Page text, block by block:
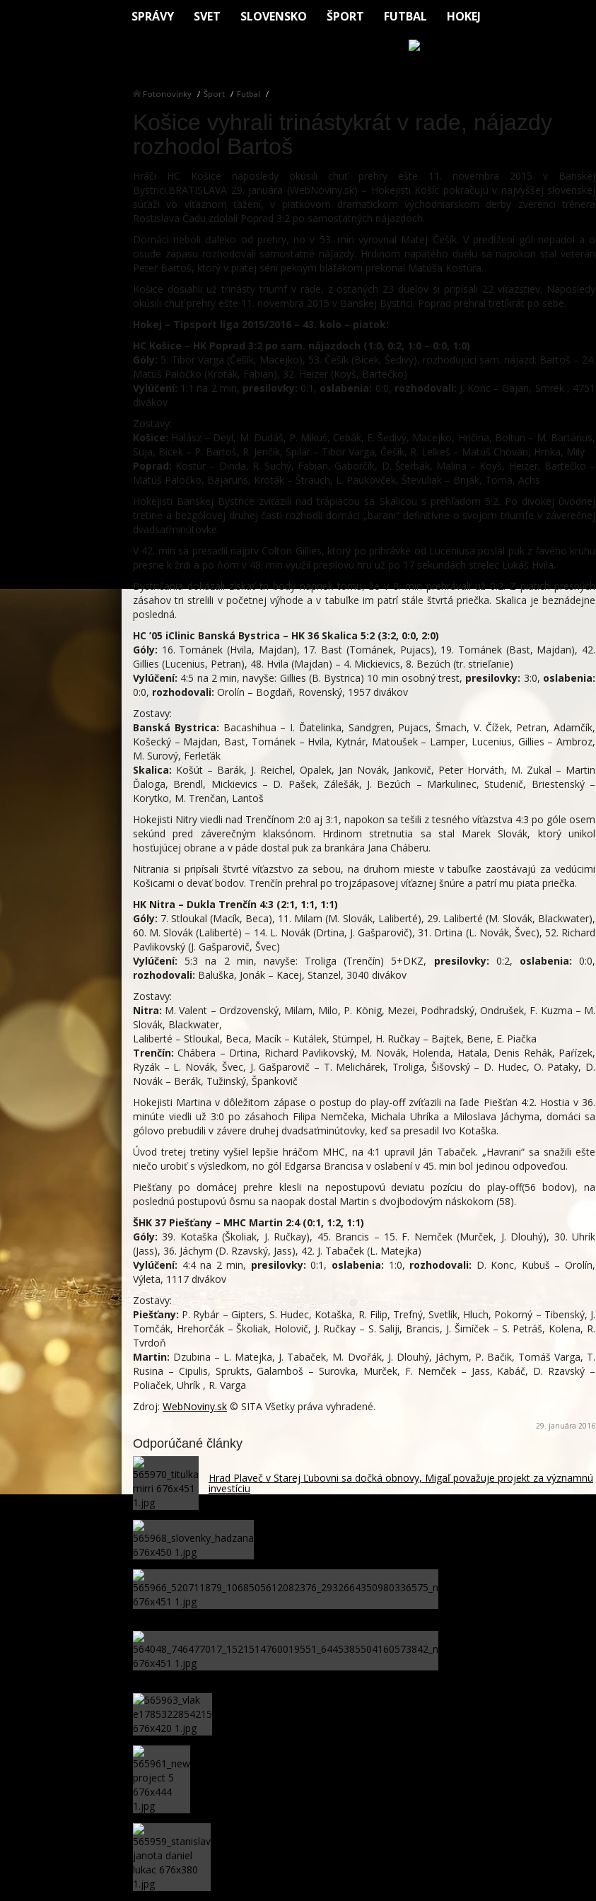
SPRÁVY SVET SLOVENSKO ŠPORT FUTBAL HOKEJ
Fotonovinky Šport Futbal
Košice vyhrali trinástykrát v rade, nájazdy
rozhodol Bartoš
Hráči HC Košice naposledy okúsili chuť prehry ešte 11. novembra 2015 v Banskej
Bystrici.BRATISLAVA 29. januára (WebNoviny.sk) – Hokejisti Košíc pokračujú v najvyššej slovenskej
súťaži vo víťaznom ťažení, v piatkovom dramatickom východniarskom derby zverenci trénera
Rostislava Čadu zdolali Poprad 3:2 po samostatných nájazdoch.
Domáci neboli ďaleko od prehry, no v 53. min vyrovnal Matej Češík. V predĺžení gól nepadol a o
osude zápasu rozhodovali samostatné nájazdy. Hrdinom napätého duelu sa napokon stal veterán
Peter Bartoš, ktorý v piatej sérii pekným blafákom prekonal Matúša Kostúra.
Košice dosiahli už trinásty triumf v rade, z ostaných 23 duelov si pripísali 22 víťazstiev. Naposledy
okúsili chuť prehry ešte 11. novembra 2015 v Banskej Bystrici. Poprad prehral tretíkrát po sebe.
Hokej – Tipsport liga 2015/2016 – 43. kolo – piatok:
HC Košice – HK Poprad 3:2 po sam. nájazdoch (1:0, 0:2, 1:0 – 0:0, 1:0)
Góly: 5. Tibor Varga (Češík, Macejko), 53. Češík (Bicek, Šedivý), rozhodujúci sam. nájazd: Bartoš – 24.
Matúš Paločko (Kroták, Fabian), 32. Heizer (Koyš, Bartečko)
Vylúčení: 1:1 na 2 min, presilovky: 0:1, oslabenia: 0:0, rozhodovali: J. Konc – Gajan, Smrek , 4751
divákov
Zostavy:
Košice: Halász – Deyl, M. Dudáš, P. Mikuš, Cebák, E. Šedivý, Macejko, Hričina, Boltun – M. Bartánus,
Suja, Bicek – P. Bartoš, R. Jenčík, Spilár – Tibor Varga, Češík, R. Lelkeš – Matúš Chovan, Hrnka, Milý
Poprad: Kostúr – Dinda, R. Suchý, Fabian, Gaborčík, D. Šterbák, Malina – Koyš, Heizer, Bartečko –
Matúš Paločko, Bajaruns, Kroták – Štrauch, L. Paukovček, Števuliak – Briják, Toma, Achs
Hokejisti Banskej Bystrice zvíťazili nad trápiacou sa Skalicou s prehľadom 5:2. Po divokej úvodnej
tretine a bezgólovej druhej časti rozhodli domáci „barani“ definitívne o svojom triumfe v záverečnej
dvadsaťminútovke.
V 42. min sa presadil najprv Colton Gillies, ktorý po prihrávke od Luceniusa poslal puk z ľavého kruhu
presne k žrdi a po ňom v 48. min využil presilovú hru už po 17 sekundách strelec Lukáš Hvila.
Bystričania dokázali získať tri body napriek tomu, že v 8. min prehrávali už 0:2. Z piatich presných
zásahov tri strelili v početnej výhode a v tabuľke im patrí stále štvrtá priečka. Skalica je beznádejne
posledná.
HC ’05 iClinic Banská Bystrica – HK 36 Skalica 5:2 (3:2, 0:0, 2:0)
Góly: 16. Tománek (Hvila, Majdan), 17. Bast (Tománek, Pujacs), 19. Tománek (Bast, Majdan), 42.
Gillies (Lucenius, Petran), 48. Hvila (Majdan) – 4. Mickievics, 8. Bezúch (tr. strieľanie)
Vylúčení: 4:5 na 2 min, navyše: Gillies (B. Bystrica) 10 min osobný trest, presilovky: 3:0, oslabenia:
0:0, rozhodovali: Orolín – Bogdaň, Rovenský, 1957 divákov
Zostavy:
Banská Bystrica: Bacashihua – I. Ďatelinka, Sandgren, Pujacs, Šmach, V. Čížek, Petran, Adamčík,
Košecký – Majdan, Bast, Tománek – Hvila, Kytnár, Matoušek – Lamper, Lucenius, Gillies – Ambroz,
M. Surový, Ferleťák
Skalica: Košút – Barák, J. Reichel, Opalek, Jan Novák, Jankovič, Peter Horváth, M. Zukal – Martin
Ďaloga, Brendl, Mickievics – D. Pašek, Zálešák, J. Bezúch – Markulinec, Studenič, Briestenský –
Korytko, M. Trenčan, Lantoš
Hokejisti Nitry viedli nad Trenčínom 2:0 aj 3:1, napokon sa tešili z tesného víťazstva 4:3 po góle osem
sekúnd pred záverečným klaksónom. Hrdinom stretnutia sa stal Marek Slovák, ktorý unikol
hosťujúcej obrane a v páde dostal puk za brankára Jana Cháberu.
Nitrania si pripísali štvrté víťazstvo za sebou, na druhom mieste v tabuľke zaostávajú za vedúcimi
Košicami o deväť bodov. Trenčín prehral po trojzápasovej víťaznej šnúre a patrí mu piata priečka.
HK Nitra – Dukla Trenčín 4:3 (2:1, 1:1, 1:1)
Góly: 7. Stloukal (Macík, Beca), 11. Milam (M. Slovák, Laliberté), 29. Laliberté (M. Slovák, Blackwater),
60. M. Slovák (Laliberté) – 14. L. Novák (Drtina, J. Gašparovič), 31. Drtina (L. Novák, Švec), 52. Richard
Pavlikovský (J. Gašparovič, Švec)
Vylúčení: 5:3 na 2 min, navyše: Troliga (Trenčín) 5+DKZ, presilovky: 0:2, oslabenia: 0:0,
rozhodovali: Baluška, Jonák – Kacej, Stanzel, 3040 divákov
Zostavy:
Nitra: M. Valent – Ordzovenský, Milam, Milo, P. König, Mezei, Podhradský, Ondrušek, F. Kuzma – M.
Slovák, Blackwater,
Laliberté – Stloukal, Beca, Macík – Kutálek, Stümpel, H. Ručkay – Bajtek, Bene, E. Piačka
Trenčín: Chábera – Drtina, Richard Pavlikovský, M. Novák, Holenda, Hatala, Denis Rehák, Paŕízek,
Ryzák – L. Novák, Švec, J. Gašparovič – T. Melichárek, Troliga, Šišovský – D. Hudec, O. Pataky, D.
Novák – Berák, Tužinský, Špankovič
Hokejisti Martina v dôležitom zápase o postup do play-off zvíťazili na ľade Piešťan 4:2. Hostia v 36.
minúte viedli už 3:0 po zásahoch Filipa Nemčeka, Michala Uhríka a Miloslava Jáchyma, domáci sa
gólovo prebudili v závere druhej dvadsaťminútovky, keď sa presadil Ivo Kotaška.
Úvod tretej tretiny vyšiel lepšie hráčom MHC, na 4:1 upravil Ján Tabaček. „Havrani“ sa snažili ešte
niečo urobiť s výsledkom, no gól Edgarsa Brancisa v oslabení v 45. min bol jedinou odpoveďou.
Piešťany po domácej prehre klesli na nepostupovú deviatu pozíciu do play-off(56 bodov), na
poslednú postupovú ôsmu sa naopak dostal Martin s dvojbodovým náskokom (58).
ŠHK 37 Piešťany – MHC Martin 2:4 (0:1, 1:2, 1:1)
Góly: 39. Kotaška (Školiak, J. Ručkay), 45. Brancis – 15. F. Nemček (Murček, J. Dlouhý), 30. Uhrík
(Jass), 36. Jáchym (D. Rzavský, Jass), 42. J. Tabaček (L. Matejka)
Vylúčení: 4:4 na 2 min, presilovky: 0:1, oslabenia: 1:0, rozhodovali: D. Konc, Kubuš – Orolín,
Výleta, 1117 divákov
Zostavy:
Piešťany: P. Rybár – Gipters, S. Hudec, Kotaška, R. Filip, Trefný, Svetlík, Hluch, Pokorný – Tibenský, J.
Tomčák, Hrehorčák – Školiak, Holovič, J. Ručkay – S. Saliji, Brancis, J. Šimíček – S. Petráš, Kolena, R.
Tvrdoň
Martin: Dzubina – L. Matejka, J. Tabaček, M. Dvořák, J. Dlouhý, Jáchym, P. Bačik, Tomáš Varga, T.
Rusina – Cipulis, Sprukts, Galamboš – Surovka, Murček, F. Nemček – Jass, Kabáč, D. Rzavský –
Poliaček, Uhrík , R. Varga
Zdroj: WebNoviny.sk © SITA Všetky práva vyhradené.
29. januára 2016
Odporúčané články
Hrad Plaveč v Starej Ľubovni sa dočká obnovy, Migaľ považuje projekt za významnú
investíciu